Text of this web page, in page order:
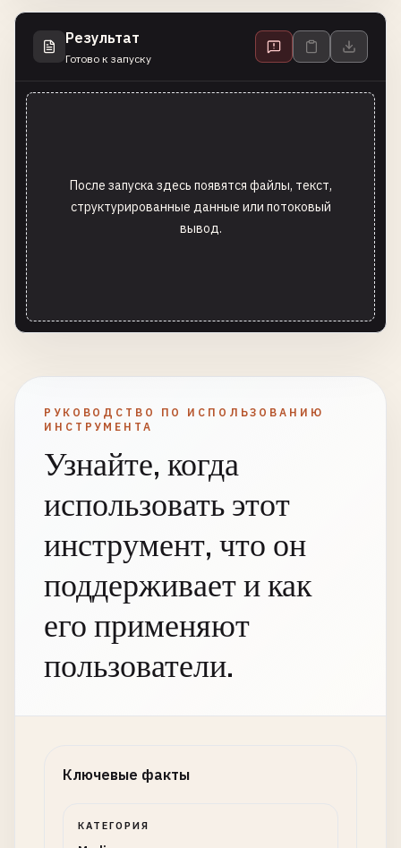
Результат
Готово к запуску
После запуска здесь появятся файлы, текст,
структурированные данные или потоковый
вывод.
РУКОВОДСТВО ПО ИСПОЛЬЗОВАНИЮ
ИНСТРУМЕНТА
Узнайте, когда
использовать этот
инструмент, что он
поддерживает и как
его применяют
пользователи.
Ключевые факты
КАТЕГОРИЯ